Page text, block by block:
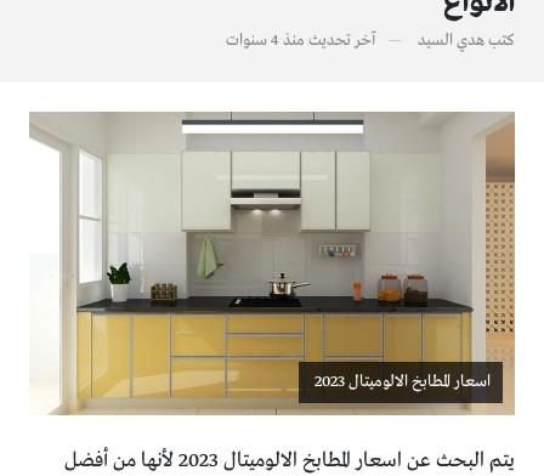
كتبهدي السيد آخر تحديث منذ 4 سنوات
اسعار المطابخ الالوميتال 2023
يتم البحث عن اسعار المطابخ الالوميتال 2023 لأنها من أفضل